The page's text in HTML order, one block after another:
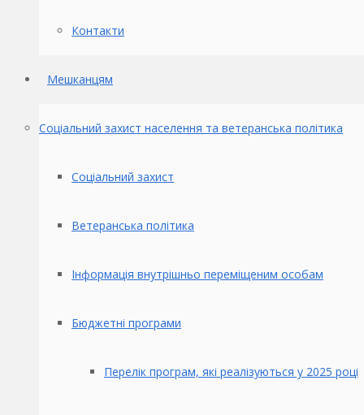
Контакти
Мешканцям
Соціальний захист населення та ветеранська політика
Соціальний захист
Ветеранська політика
Інформація внутрішньо переміщеним особам
Бюджетні програми
Перелік програм, які реалізуються у 2025 році